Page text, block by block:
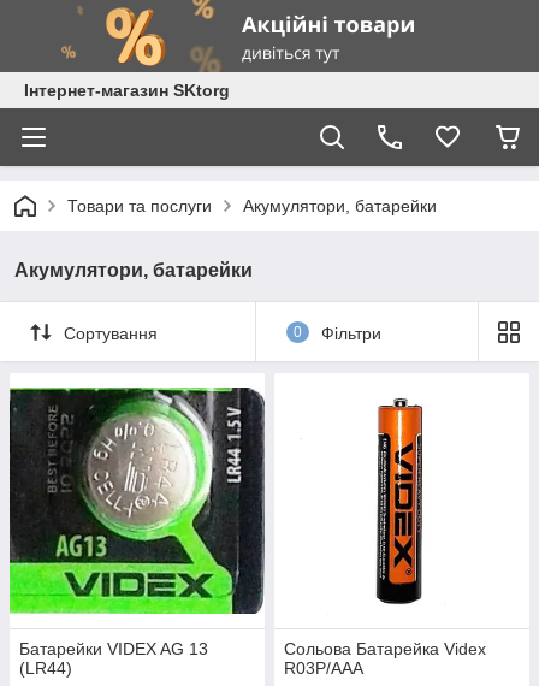
Інтернет-магазин SKtorg
Товари та послуги Акумулятори, батарейки
Акумулятори, батарейки
Сортування 0 Фільтри
Батарейки VIDEX AG 13
(LR44)
Сольова Батарейка Videx
R03P/AAA